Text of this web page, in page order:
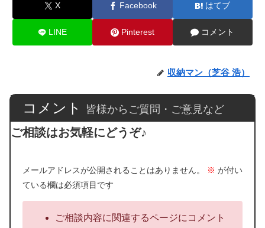
X Facebook はてブ
LINE Pinterest コメント
収納マン（芝谷 浩）
コメント 皆様からご質問・ご意見など
ご相談はお気軽にどうぞ♪
メールアドレスが公開されることはありません。 ※ が付い
ている欄は必須項目です
ご相談内容に関連するページにコメント